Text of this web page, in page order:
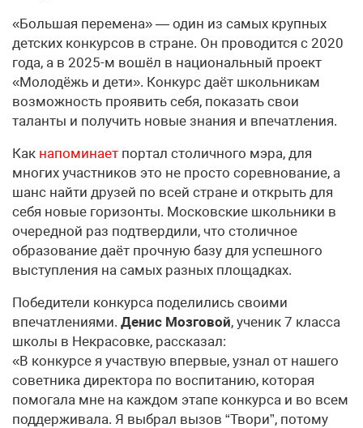
«Большая перемена» — один из самых крупных
детских конкурсов в стране. Он проводится с 2020
года, а в 2025-м вошёл в национальный проект
«Молодёжь и дети». Конкурс даёт школьникам
возможность проявить себя, показать свои
таланты и получить новые знания и впечатления.
Как напоминает портал столичного мэра, для
многих участников это не просто соревнование, а
шанс найти друзей по всей стране и открыть для
себя новые горизонты. Московские школьники в
очередной раз подтвердили, что столичное
образование даёт прочную базу для успешного
выступления на самых разных площадках.
Победители конкурса поделились своими
впечатлениями. Денис Мозговой, ученик 7 класса
школы в Некрасовке, рассказал:
«В конкурсе я участвую впервые, узнал от нашего
советника директора по воспитанию, которая
помогала мне на каждом этапе конкурса и во всем
поддерживала. Я выбрал вызов “Твори”, потому